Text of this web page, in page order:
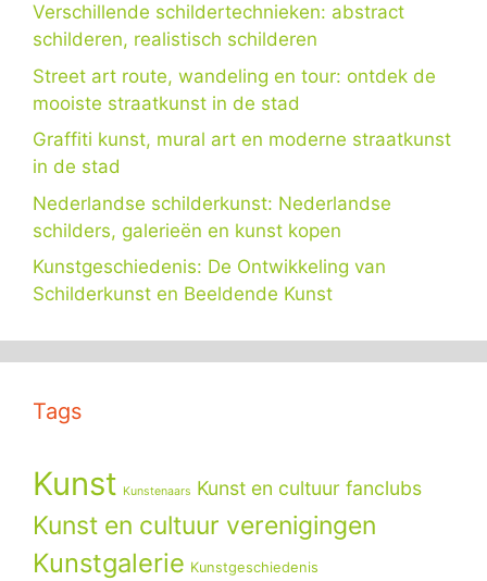
Verschillende schildertechnieken: abstract
schilderen, realistisch schilderen
Street art route, wandeling en tour: ontdek de
mooiste straatkunst in de stad
Graffiti kunst, mural art en moderne straatkunst
in de stad
Nederlandse schilderkunst: Nederlandse
schilders, galerieën en kunst kopen
Kunstgeschiedenis: De Ontwikkeling van
Schilderkunst en Beeldende Kunst
Tags
Kunst Kunstenaars Kunst en cultuur fanclubs
Kunst en cultuur verenigingen
Kunstgalerie Kunstgeschiedenis